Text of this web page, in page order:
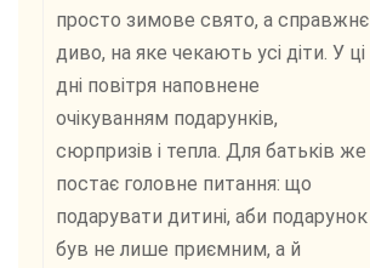
просто зимове свято, а справжнє
диво, на яке чекають усі діти. У ці
дні повітря наповнене
очікуванням подарунків,
сюрпризів і тепла. Для батьків же
постає головне питання: що
подарувати дитині, аби подарунок
був не лише приємним, а й